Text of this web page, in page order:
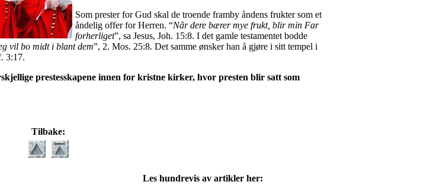
Som prester for Gud skal de troende framby åndens frukter som et
åndelig offer for Herren. “Når dere bærer mye frukt, blir min Far
forherliget”, sa Jesus, Joh. 15:8. I det gamle testamentet bodde
vil bo midt i blant dem”, 2. Mos. 25:8. Det samme ønsker han å gjøre i sitt tempel i
3:17.
prestesskapene innen for kristne kirker, hvor presten blir satt som
Tilbake:
Les hundrevis av artikler her: